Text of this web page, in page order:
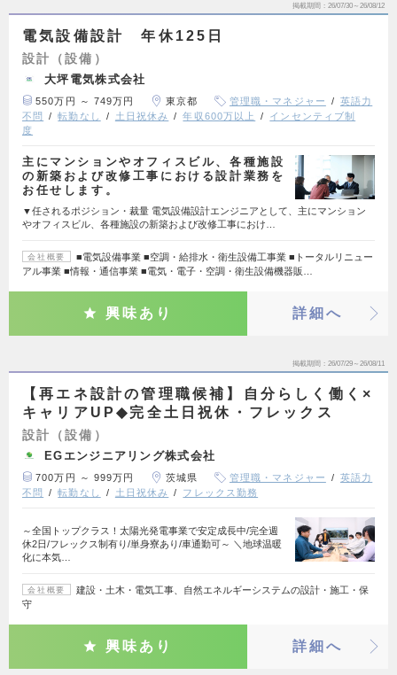
掲載期間 26/07/30～26/08/12
電気設備設計 年休125日
設計（設備）
大坪電気株式会社
550万円 ～ 749万円 東京都 管理職・マネジャー
英語力
不問
転勤なし 土日祝休み 年収600万以上
インセンティブ制
度
主にマンションやオフィスビル、各種施設
の新築および改修工事における設計業務を
お任せします。
▼任されるポジション・裁量 電気設備設計エンジニアとして、主にマンション
やオフィスビル、各種施設の新築および改修工事におけ…
会社概要
■電気設備事業 ■空調・給排水・衛生設備工事業 ■トータルリニュー
アル事業 ■情報・通信事業 ■電気・電子・空調・衛生設備機器販…
興味あり 詳細へ
掲載期間 26/07/29～26/08/11
【再エネ設計の管理職候補】自分らしく働く×
キャリアUP◆完全土日祝休・フレックス
設計（設備）
EGエンジニアリング株式会社
700万円 ～ 999万円 茨城県 管理職・マネジャー
英語力
不問
転勤なし 土日祝休み フレックス勤務
～全国トップクラス！太陽光発電事業で安定成長中/完全週
休2日/フレックス制有り/単身寮あり/車通勤可～ ＼地球温暖
化に本気…
会社概要
建設・土木・電気工事、自然エネルギーシステムの設計・施工・保
守
興味あり 詳細へ